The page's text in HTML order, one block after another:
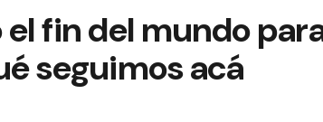
fin del mundo
seguimos acá